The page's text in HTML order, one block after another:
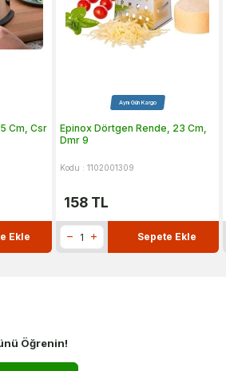
Cm, Csr
Ekle
Aynı Gün Kargo
Epinox Dörtgen Rende, 23 Cm,
Dmr 9
Kodu : 1102001309
158 TL
Sepete Ekle
Öğrenin!